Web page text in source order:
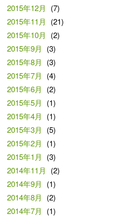
2015年12月
(7)
2015年11月
(21)
2015年10月
(2)
2015年9月
(3)
2015年8月
(3)
2015年7月
(4)
2015年6月
(2)
2015年5月
(1)
2015年4月
(1)
2015年3月
(5)
2015年2月
(1)
2015年1月
(3)
2014年11月
(2)
2014年9月
(1)
2014年8月
(2)
2014年7月
(1)